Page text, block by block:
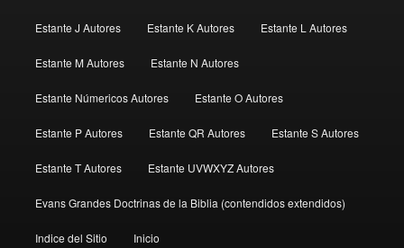
Estante J Autores Estante K Autores Estante L Autores
Estante M Autores Estante N Autores
Estante Númericos Autores Estante O Autores
Estante P Autores Estante QR Autores Estante S Autores
Estante T Autores Estante UVWXYZ Autores
Evans Grandes Doctrinas de la Biblia (contendidos extendidos)
Indice del Sitio Inicio